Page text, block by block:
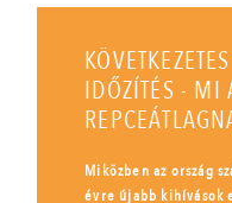
IDŐZÍTÉS - MI
Miközben az ország
évre újabb kihívások